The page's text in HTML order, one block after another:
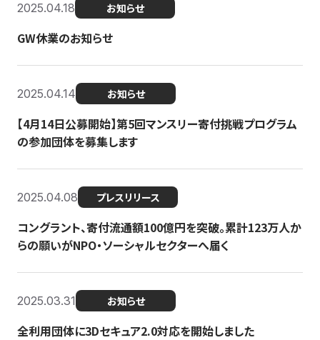
2025.04.18 お知らせ
GW休業のお知らせ
2025.04.14 お知らせ
【4月14日公募開始】第5回マンスリー寄付挑戦プログラム
の参加団体を募集します
2025.04.08 プレスリリース
コングラント、寄付流通額100億円を突破。累計123万人か
らの願いがNPO・ソーシャルセクターへ届く
2025.03.31 お知らせ
全利用団体に3Dセキュア2.0対応を開始しました